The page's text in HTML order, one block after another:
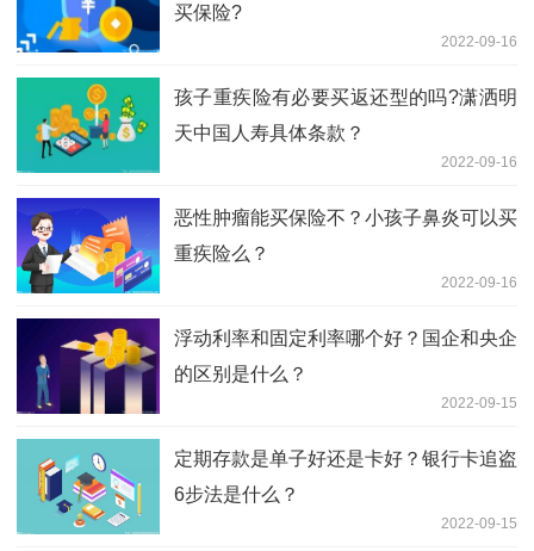
买保险?
2022-09-16
孩子重疾险有必要买返还型的吗?潇洒明
天中国人寿具体条款？
2022-09-16
恶性肿瘤能买保险不？小孩子鼻炎可以买
重疾险么？
2022-09-16
浮动利率和固定利率哪个好？国企和央企
的区别是什么？
2022-09-15
定期存款是单子好还是卡好？银行卡追盗
6步法是什么？
2022-09-15